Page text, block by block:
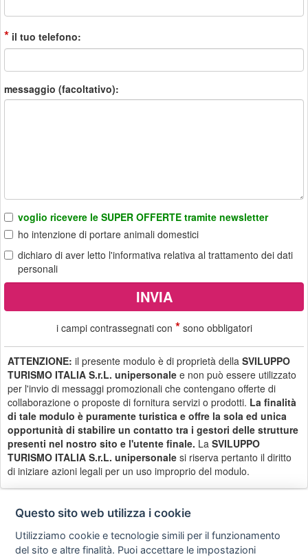
* il tuo telefono:
messaggio (facoltativo):
voglio ricevere le SUPER OFFERTE tramite newsletter
ho intenzione di portare animali domestici
dichiaro di aver letto l'informativa relativa al trattamento dei dati
personali
i campi contrassegnati con *sono obbligatori
ATTENZIONE: il presente modulo è di proprietà della SVILUPPO
TURISMO ITALIA S.r.L. unipersonale e non può essere utilizzato
per l'invio di messaggi promozionali che contengano offerte di
collaborazione o proposte di fornitura servizi o prodotti. La finalità
di tale modulo è puramente turistica e offre la sola ed unica
opportunità di stabilire un contatto tra i gestori delle strutture
presenti nel nostro sito e l'utente finale. La SVILUPPO
TURISMO ITALIA S.r.L. unipersonale si riserva pertanto il diritto
di iniziare azioni legali per un uso improprio del modulo.
Privacy
policy
Avviso
legale
Scrivici
Questo sito web utilizza i cookie
Utilizziamo cookie e tecnologie simili per il funzionamento
del sito e altre finalità. Puoi accettare le impostazioni